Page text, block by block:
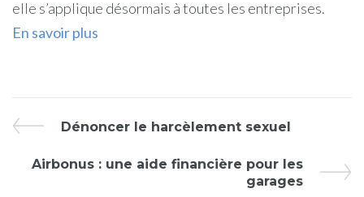
elle s’applique désormais à toutes les entreprises.
En savoir plus
Dénoncer le harcèlement sexuel
Airbonus : une aide financière pour les
garages